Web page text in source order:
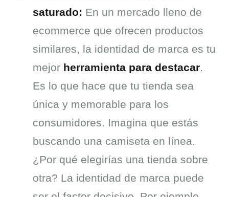
saturado: En un mercado lleno de
ecommerce que ofrecen productos
similares, la identidad de marca es tu
mejor herramienta para destacar.
Es lo que hace que tu tienda sea
única y memorable para los
consumidores. Imagina que estás
buscando una camiseta en línea.
¿Por qué elegirías una tienda sobre
otra? La identidad de marca puede